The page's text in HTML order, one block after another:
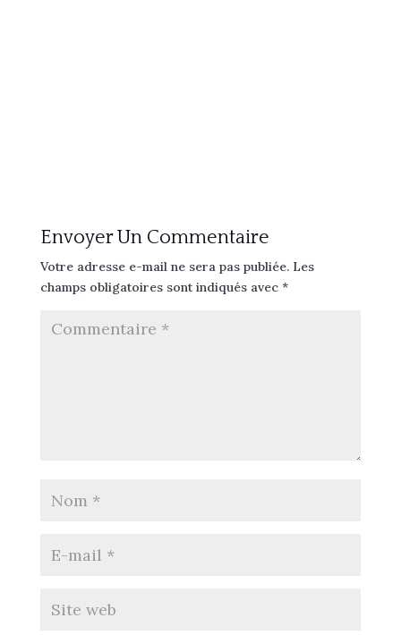
Envoyer Un Commentaire
Votre adresse e-mail ne sera pas publiée. Les
champs obligatoires sont indiqués avec *